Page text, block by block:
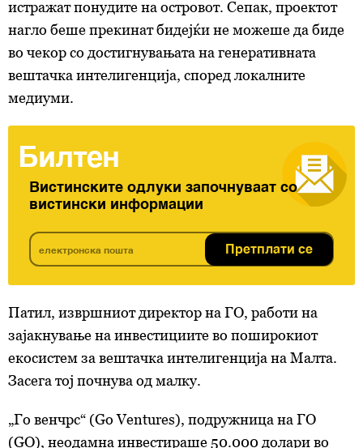
истражат понудите на островот. Сепак, проектот
нагло беше прекинат бидејќи не можеше да биде
во чекор со достигнувањата на генеративната
вештачка интелигенција, според локалните
медиуми.
Билтен
Вистинските одлуки започнуваат со
вистински информации
Претплати се
Патил, извршниот директор на ГО, работи на
зајакнување на инвестициите во поширокиот
екосистем за вештачка интелигенција на Малта.
Засега тој почнува од малку.
„Го венчрс“ (Go Ventures), подружница на ГО
(GO), неодамна инвестираше 50.000 долари во